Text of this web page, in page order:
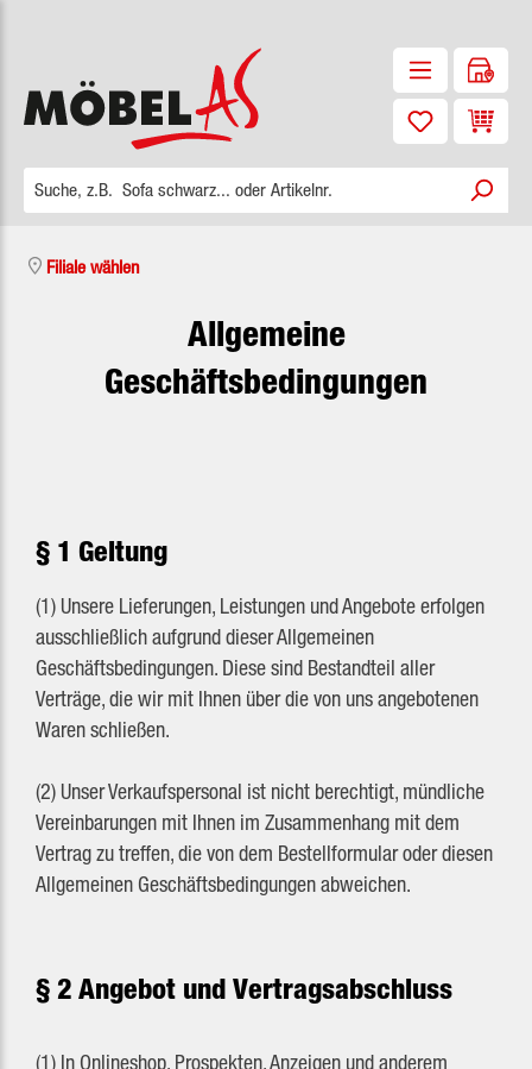
Filiale wählen
Allgemeine
Geschäftsbedingungen
§ 1 Geltung
(1) Unsere Lieferungen, Leistungen und Angebote erfolgen
ausschließlich aufgrund dieser Allgemeinen
Geschäftsbedingungen. Diese sind Bestandteil aller
Verträge, die wir mit Ihnen über die von uns angebotenen
Waren schließen.
(2) Unser Verkaufspersonal ist nicht berechtigt, mündliche
Vereinbarungen mit Ihnen im Zusammenhang mit dem
Vertrag zu treffen, die von dem Bestellformular oder diesen
Allgemeinen Geschäftsbedingungen abweichen.
§ 2 Angebot und Vertragsabschluss
(1) In Onlineshop, Prospekten, Anzeigen und anderem